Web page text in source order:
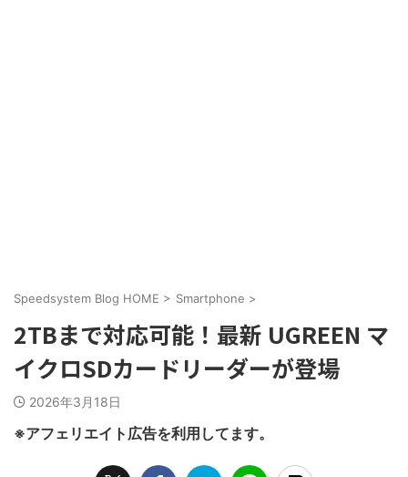
Speedsystem Blog HOME > Smartphone >
2TBまで対応可能！最新 UGREEN マ
イクロSDカードリーダーが登場
2026年3月18日
※アフェリエイト広告を利用してます。